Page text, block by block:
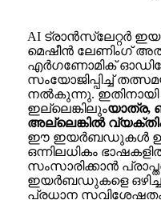
AI
മെഷീൻ ലേണിംഗ്
എർഗണോമിക്
സംയോജിപ്പിച്ച്
നൽകുന്നു. ഇതിനായി
ഇല്ലെങ്കിലുംയാത്ര,
അല്ലെങ്കിൽ
ഈ ഇയർബഡുകൾ
ഒന്നിലധികം
സംസാരിക്കാൻ
ഇയർബഡുകളെ
പ്രധാന